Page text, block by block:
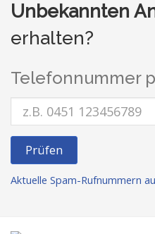
Unbekannten
erhalten?
Telefonnummer
Prüfen
Aktuelle Spam-Rufnummern